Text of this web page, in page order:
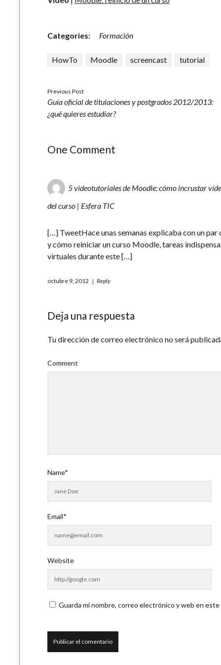
Categories: Formación
HowTo Moodle screencast tutorial
Previous Post
Guía oficial de titulaciones y postgrados 2012/2013:
¿qué quieres estudiar?
One Comment
5 videotutoriales de Moodle: cómo incrustar
del curso | Esfera TIC
[…] TweetHace unas semanas explicaba con un
y cómo reiniciar un curso Moodle, tareas
virtuales durante este […]
octubre 9, 2012 Reply
Deja una respuesta
Tu dirección de correo electrónico no será
Comment
Name*
Email*
Website
Guarda mi nombre, correo electrónico y web en